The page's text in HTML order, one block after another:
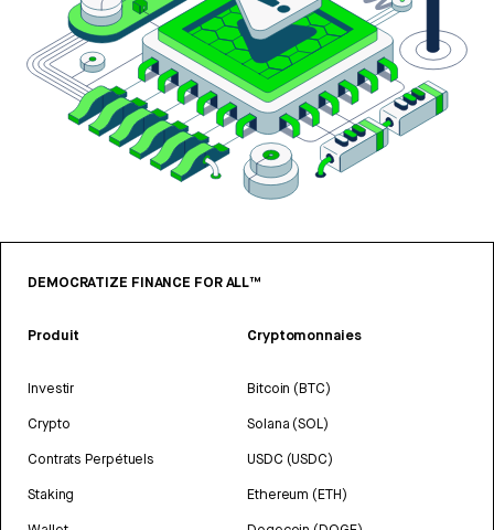
DEMOCRATIZE FINANCE FOR ALL™
Produit
Investir
Crypto
Contrats Perpétuels
Staking
Cryptomonnaies
Bitcoin (BTC)
Solana (SOL)
USDC (USDC)
Ethereum (ETH)